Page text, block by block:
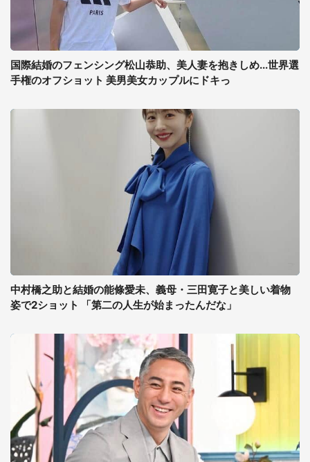
国際結婚のフェンシング松山恭助、美人妻を抱きしめ...世界選
手権のオフショット 美男美女カップルにドキっ
中村橋之助と結婚の能條愛未、義母・三田寛子と美しい着物
姿で2ショット 「第二の人生が始まったんだな」